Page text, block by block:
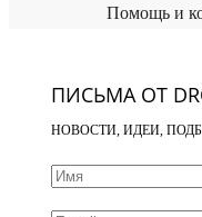
Помощь и
ПИСЬМА ОТ
НОВОСТИ, ИДЕИ,